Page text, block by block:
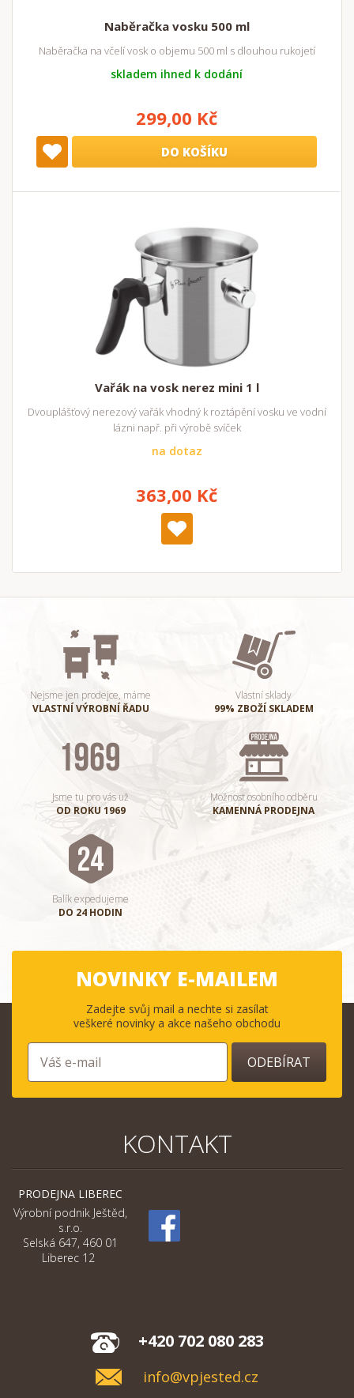
Naběračka vosku 500 ml
Naběračka na včelí vosk o objemu 500 ml s dlouhou rukojetí
skladem ihned k dodání
299,00 Kč
DO KOŠÍKU
Vařák na vosk nerez mini 1 l
Dvouplášťový nerezový vařák vhodný k roztápění vosku ve vodní
lázni např. při výrobě svíček
na dotaz
363,00 Kč
Nejsme jen prodejce, máme
VLASTNÍ VÝROBNÍ ŘADU
Vlastní sklady
99% ZBOŽÍ SKLADEM
Jsme tu pro vás už
OD ROKU 1969
Možnost osobního odběru
KAMENNÁ PRODEJNA
Balík expedujeme
DO 24 HODIN
NOVINKY E-MAILEM
Zadejte svůj mail a nechte si zasílat
veškeré novinky a akce našeho obchodu
ODEBÍRAT
KONTAKT
PRODEJNA LIBEREC
Výrobní podnik Ještěd,
s.r.o.
Selská 647, 460 01
Liberec 12
+420 702 080 283
info@vpjested.cz